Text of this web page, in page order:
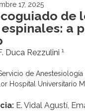
17, 2025
de
a
Duca Rezzulini 1
de Anestesiología
Hospital Universitario
E. Vidal Agustí,